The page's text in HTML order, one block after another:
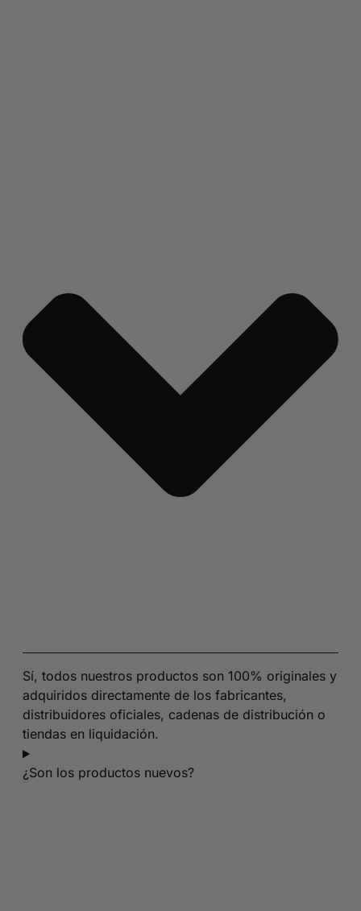
Sí, todos nuestros productos son 100% originales y
adquiridos directamente de los fabricantes,
distribuidores oficiales, cadenas de distribución o
tiendas en liquidación.
¿Son los productos nuevos?